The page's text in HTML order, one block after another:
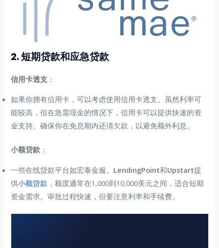
2. 短期贷款和应急贷款
信用卡透支 ：
如果你拥有信用卡，可以考虑使用信用卡透支。虽然利率可
能较高，但在急需现金的情况下，信用卡可以提供快速的资
金支持。确保你在免息期内还清欠款，以避免额外利息。
小额贷款 ：
一些在线贷款平台如宏泰金服、 LendingPoint和Upstart提
供小额贷款 ，额度通常在1,000到10,000美元之间，适合短期
资金需求。审批过程快速，但要注意利率和手续费。